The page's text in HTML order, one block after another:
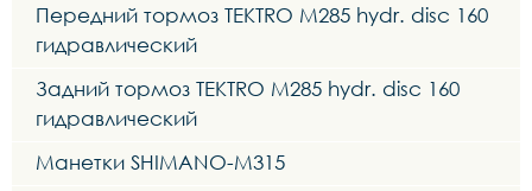
Передний тормоз TEKTRO M285 hydr. disc 160
гидравлический
Задний тормоз TEKTRO M285 hydr. disc 160
гидравлический
Манетки SHIMANO-M315